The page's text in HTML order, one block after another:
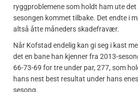
ryggproblemene som holdt ham ute
sesongen kommet tilbake. Det endte i
altså åtte måneders skadefravær.
Når Kofstad endelig kan gi seg i kast
det en bane han kjenner fra 2013-
66-73-69 for tre under par, 277, som
hans nest best resultat under hans
sesong.